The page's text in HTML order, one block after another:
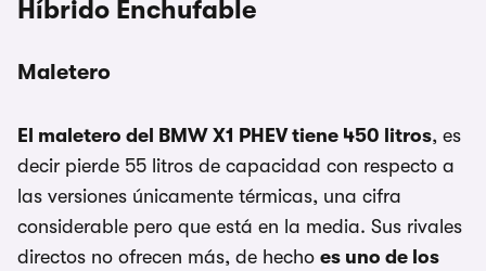
Híbrido Enchufable
Maletero
El maletero del BMW X1 PHEV tiene 450 litros, es
decir pierde 55 litros de capacidad con respecto a
las versiones únicamente térmicas, una cifra
considerable pero que está en la media. Sus rivales
directos no ofrecen más, de hecho es uno de los